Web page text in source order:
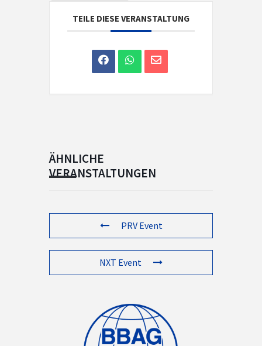
TEILE DIESE VERANSTALTUNG
ÄHNLICHE
VERANSTALTUNGEN
PRV Event
NXT Event